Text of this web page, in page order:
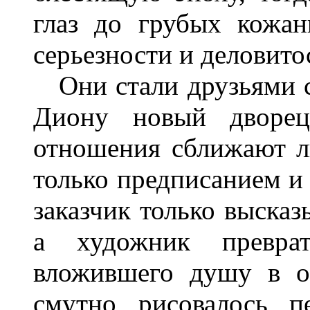
глаз до грубых
серьезности и
Они стали друзьями
Диону новый
отношения сближают
только предписанием
заказчик только
а художник
вложившего душу в
смутно рисовалось